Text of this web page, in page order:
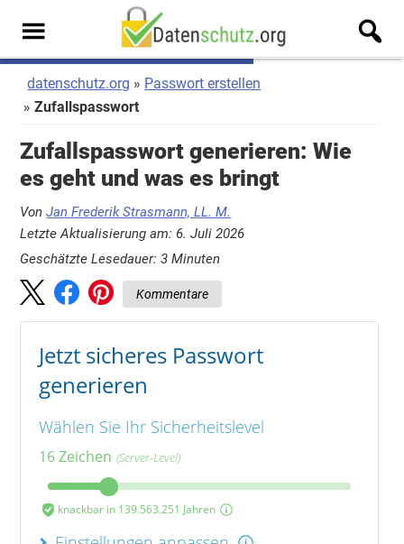
Inhalt
springen
Seitenspalte
springen
Men
datenschutz.org
Passwort erstellen
Zufallspasswort
Zufallspasswort generieren: Wie
es geht und was es bringt
VonJan Frederik Strasmann, LL. M.
Letzte Aktualisierung am: 6. Juli 2026
Geschätzte Lesedauer: 3 Minuten
Kommentare